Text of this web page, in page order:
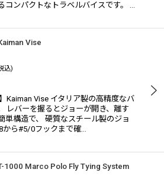
コンパクトなトラベルバイスです。 …
Vise
込)
Kaiman Vise イタリア製の高精度なバ
レバーを握るとジョーが開き、離す
単構造で、 硬質なスチール製のジョ
から#5/0フックまで確…
1000 Marco Polo Fly Tying System